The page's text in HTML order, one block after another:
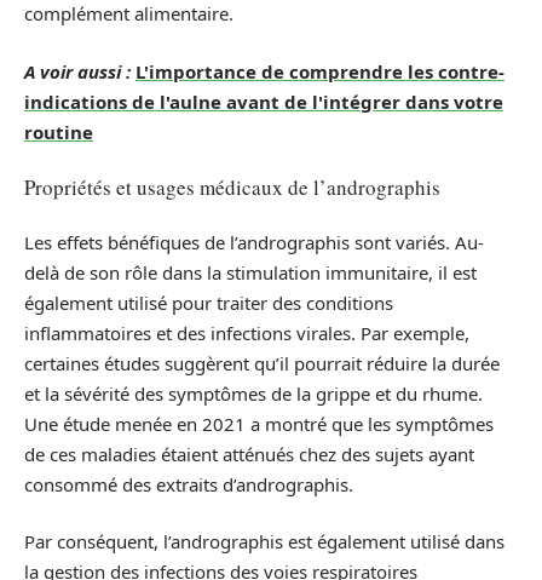
complément alimentaire.
A voir aussi : L'importance de comprendre les contre-
indications de l'aulne avant de l'intégrer dans votre
routine
Propriétés et usages médicaux de l’andrographis
Les effets bénéfiques de l’andrographis sont variés. Au-
delà de son rôle dans la stimulation immunitaire, il est
également utilisé pour traiter des conditions
inflammatoires et des infections virales. Par exemple,
certaines études suggèrent qu’il pourrait réduire la durée
et la sévérité des symptômes de la grippe et du rhume.
Une étude menée en 2021 a montré que les symptômes
de ces maladies étaient atténués chez des sujets ayant
consommé des extraits d’andrographis.
Par conséquent, l’andrographis est également utilisé dans
la gestion des infections des voies respiratoires